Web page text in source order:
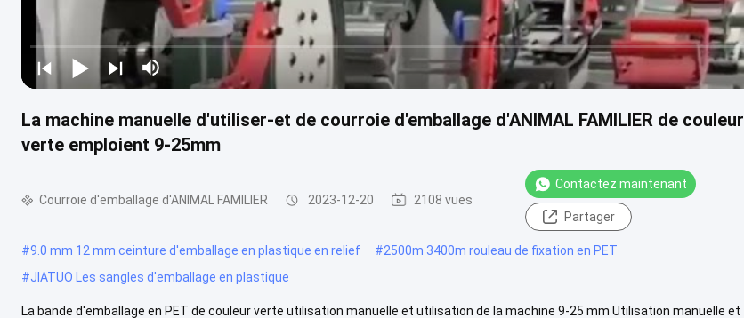
La machine manuelle d'utiliser-et de courroie d'emballage d'ANIMAL FAMILIER de couleur
verte emploient 9-25mm
Courroie d'emballage d'ANIMAL FAMILIER 2023-12-20 2108 vues
Contactez maintenant
Partager
#9.0 mm 12 mm ceinture d'emballage en plastique en relief #2500m 3400m rouleau de fixation en PET
#JIATUO Les sangles d'emballage en plastique
La bande d'emballage en PET de couleur verte utilisation manuelle et utilisation de la machine 9-25 mm Utilisation manuelle et